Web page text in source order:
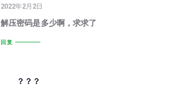
2022年2月2日
解压密码是多少啊，求求了
回复
？？？